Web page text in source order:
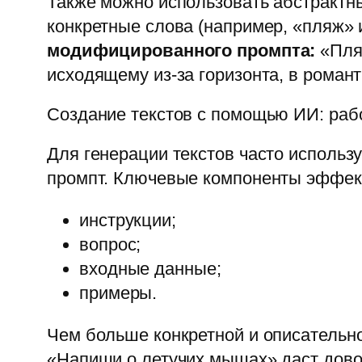
конкретные слова (например,
модифицированного промпта:
исходящему из‑за горизонта, в
Создание текстов с помощью ИИ:
Для генерации текстов часто
промпт. Ключевые компоненты
инструкции;
вопрос;
входные данные;
примеры.
Чем больше конкретной и